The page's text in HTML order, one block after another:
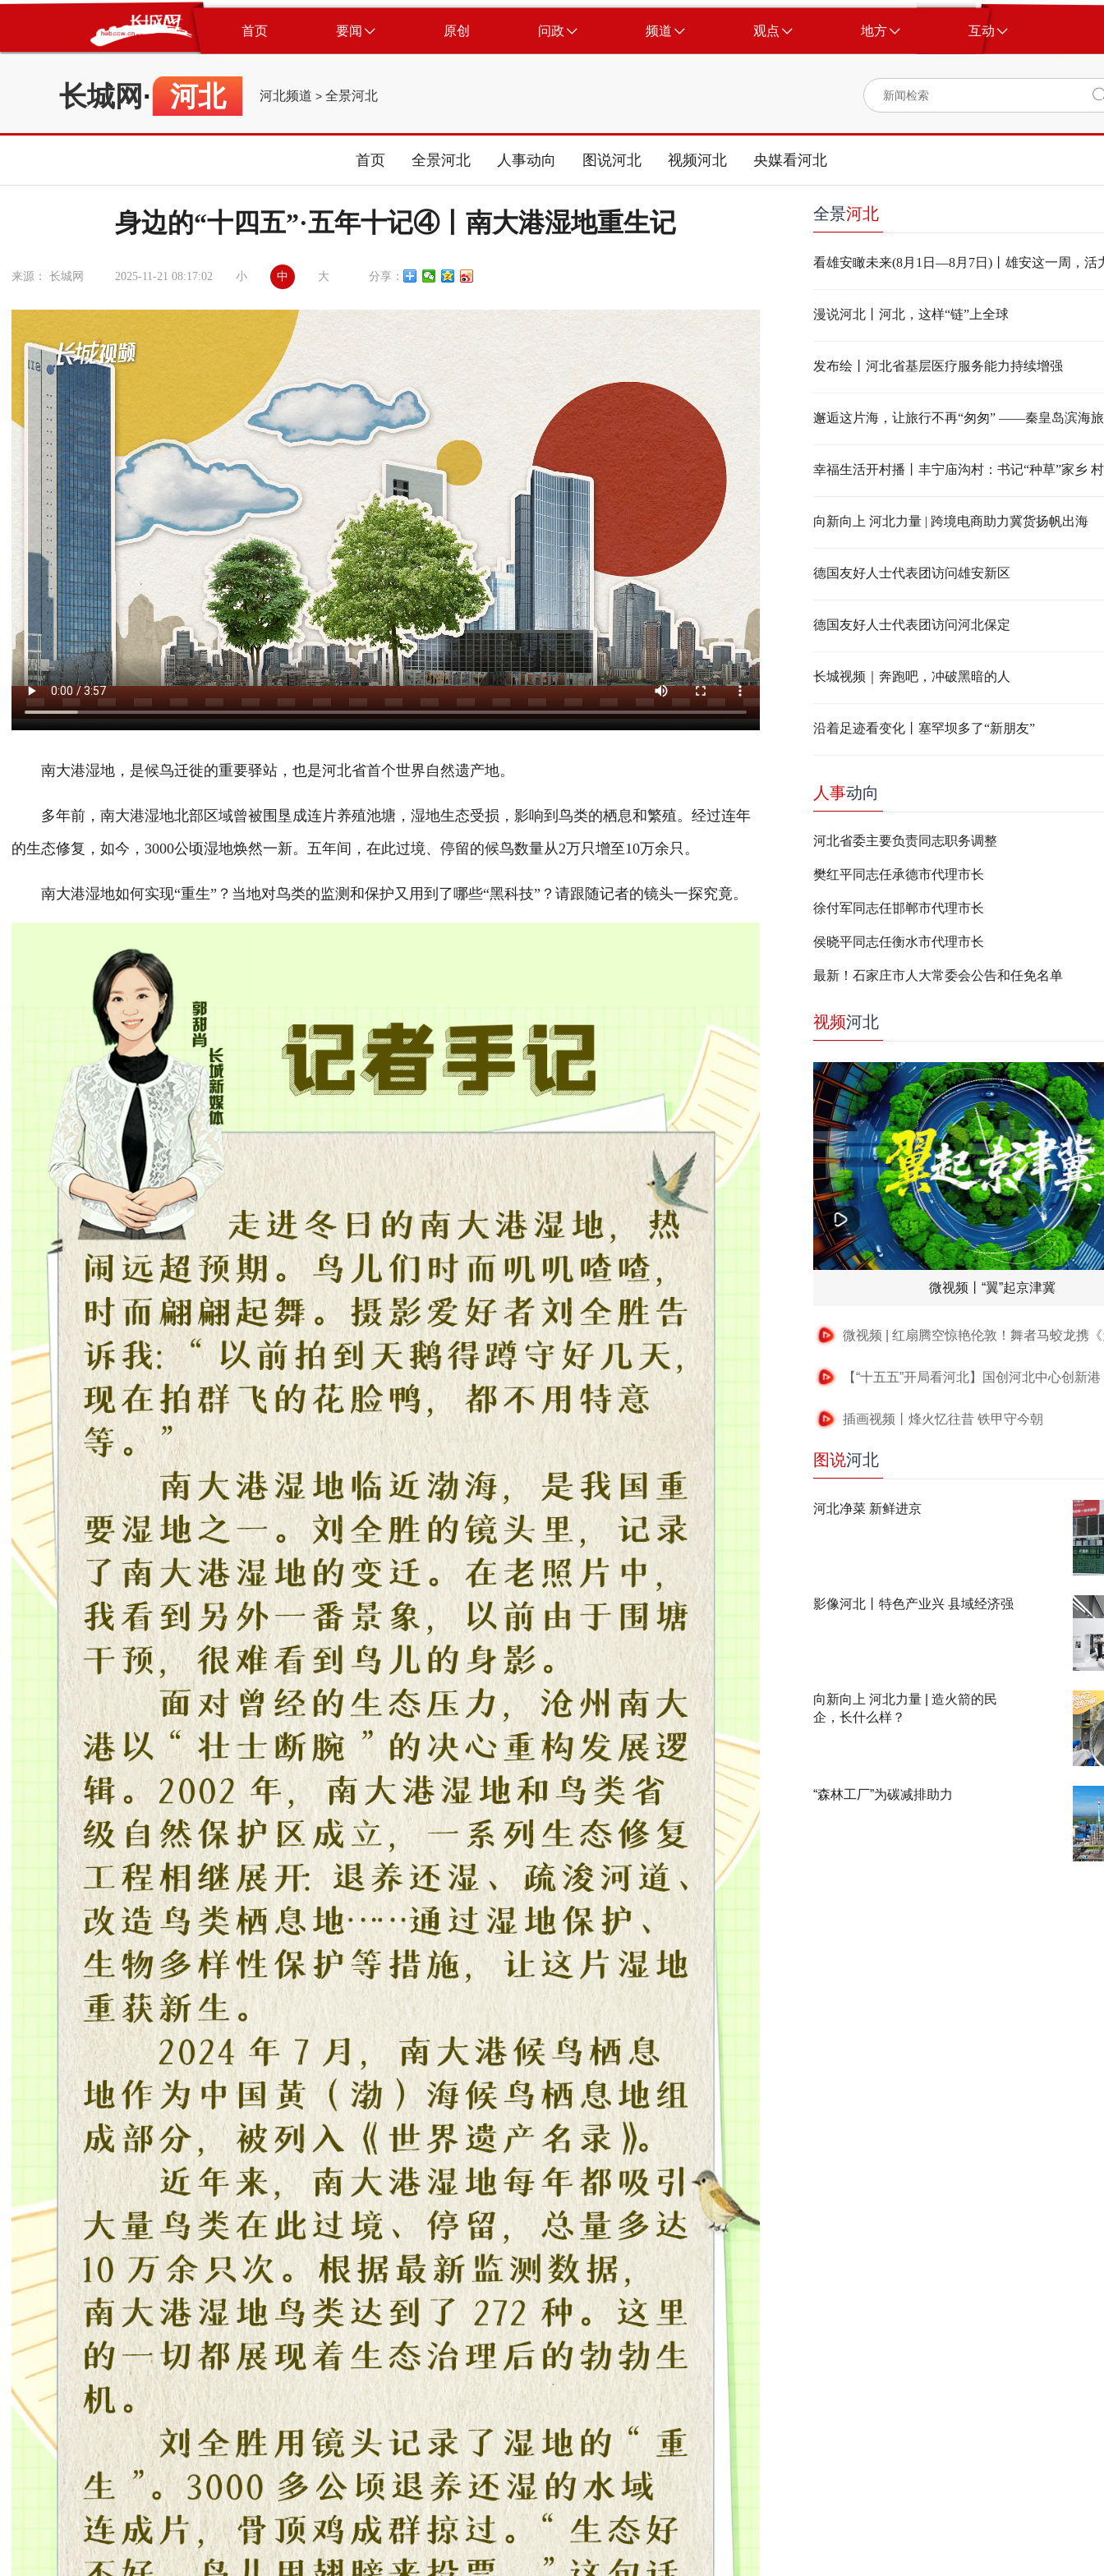
首页 要闻 原创 问政 频道 观点 地方 互动
长城网 · 河北 河北频道 > 全景河北
首页 全景河北 人事动向 图说河北 视频河北 央媒看河北
身边的“十四五”·五年十记④丨南大港湿地重生记
来源： 长城网 2025-11-21 08:17:02 小 中 大 分享：
南大港湿地，是候鸟迁徙的重要驿站，也是河北省首个世界自然遗产地。
多年前，南大港湿地北部区域曾被围垦成连片养殖池塘，湿地生态受损，影响到鸟类的栖息和繁殖。经过连年
的生态修复，如今，3000公顷湿地焕然一新。五年间，在此过境、停留的候鸟数量从2万只增至10万余只。
南大港湿地如何实现“重生”？当地对鸟类的监测和保护又用到了哪些“黑科技”？请跟随记者的镜头一探究竟。
全景河北
看雄安瞰未来(8月1日—8月7日)丨雄安这一周，活
漫说河北丨河北，这样“链”上全球
发布绘丨河北省基层医疗服务能力持续增强
幸福生活开村播丨丰宁庙沟村：书记“种草”家乡
向新向上 河北力量 | 跨境电商助力冀货扬帆出海
德国友好人士代表团访问雄安新区
德国友好人士代表团访问河北保定
长城视频｜奔跑吧，冲破黑暗的人
沿着足迹看变化丨塞罕坝多了“新朋友”
人事动向
河北省委主要负责同志职务调整
樊红平同志任承德市代理市长
徐付军同志任邯郸市代理市长
侯晓平同志任衡水市代理市长
最新！石家庄市人大常委会公告和任免名单
视频河北
微视频丨“翼”起京津冀
插画视频丨烽火忆往昔 铁甲守今朝
图说河北
河北净菜 新鲜进京
影像河北丨特色产业兴 县域经济强
向新向上 河北力量 | 造火箭的民
企，长什么样？
“森林工厂”为碳减排助力